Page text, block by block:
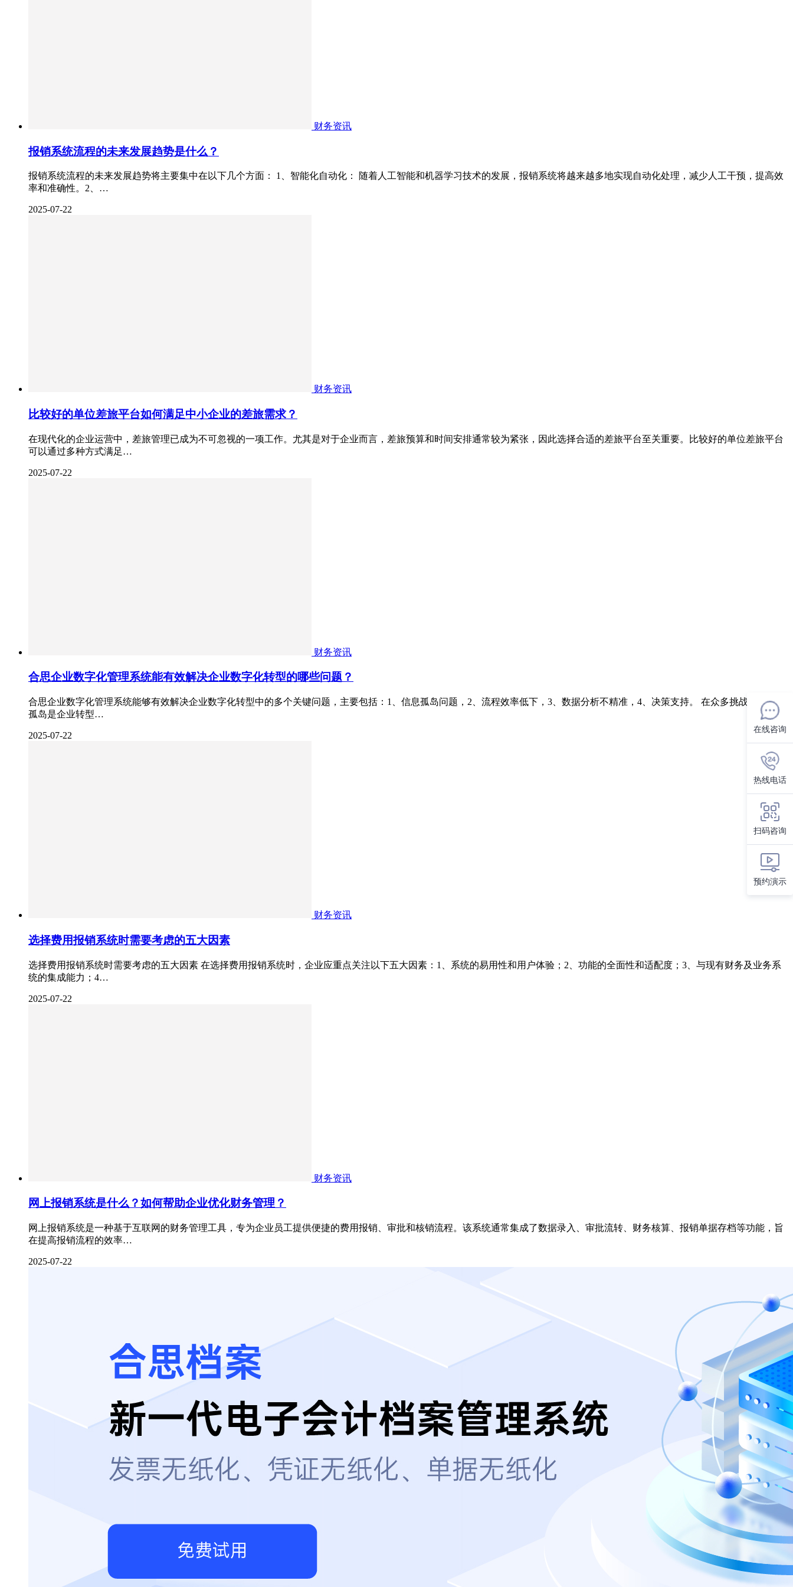
财务资讯
报销系统流程的未来发展趋势是什么？
报销系统流程的未来发展趋势将主要集中在以下几个方面： 1、智能化自动化： 随着人工智能和机器学习技术的发展，报销系统将越来越多地实现自动化处理，减少人工干预，提高效
率和准确性。2、…
2025-07-22
财务资讯
比较好的单位差旅平台如何满足中小企业的差旅需求？
在现代化的企业运营中，差旅管理已成为不可忽视的一项工作。尤其是对于企业而言，差旅预算和时间安排通常较为紧张，因此选择合适的差旅平台至关重要。比较好的单位差旅平台
可以通过多种方式满足…
2025-07-22
财务资讯
合思企业数字化管理系统能有效解决企业数字化转型的哪些问题？
合思企业数字化管理系统能够有效解决企业数字化转型中的多个关键问题，主要包括：1、信息孤岛问题，2、流程效率低下，3、数据分析不精准，4、决策支持。 在众多挑战中，信息
孤岛是企业转型…
2025-07-22
财务资讯
选择费用报销系统时需要考虑的五大因素
选择费用报销系统时需要考虑的五大因素 在选择费用报销系统时，企业应重点关注以下五大因素：1、系统的易用性和用户体验；2、功能的全面性和适配度；3、与现有财务及业务系
统的集成能力；4…
2025-07-22
财务资讯
网上报销系统是什么？如何帮助企业优化财务管理？
网上报销系统是一种基于互联网的财务管理工具，专为企业员工提供便捷的费用报销、审批和核销流程。该系统通常集成了数据录入、审批流转、财务核算、报销单据存档等功能，旨
在提高报销流程的效率…
2025-07-22
在线咨询
热线电话
扫码咨询
预约演示